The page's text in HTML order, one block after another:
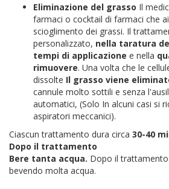
Eliminazione del grasso Il
farmaci o cocktail di farmaci che
scioglimento dei grassi. Il
personalizzato, nella taratura
tempi di applicazione e nella
rimuovere. Una volta che le
dissolte Il grasso viene
cannule molto sottili e senza
automatici, (Solo In alcuni casi si
aspiratori meccanici).
Ciascun trattamento dura circa 30-40
Dopo il trattamento
Bere tanta acqua. Dopo il
bevendo molta acqua.